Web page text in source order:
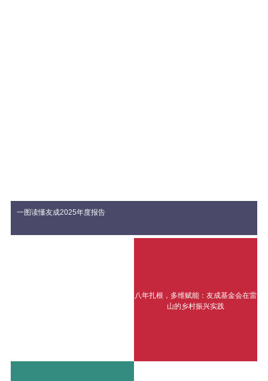
一图读懂友成2025年度报告
八年扎根，多维赋能：友成基金会在雷
山的乡村振兴实践